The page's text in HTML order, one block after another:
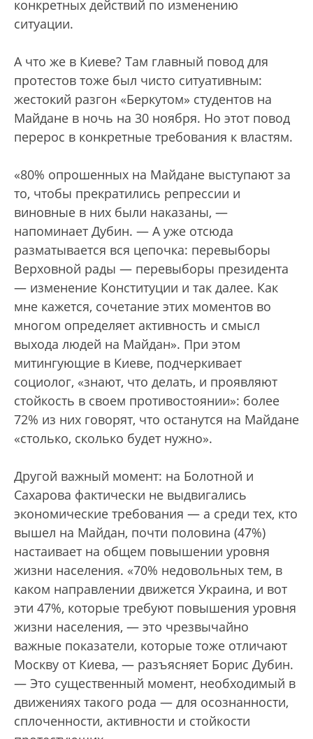
конкретных действий по изменению
ситуации.
А что же в Киеве? Там главный повод для
протестов тоже был чисто ситуативным:
жестокий разгон «Беркутом» студентов на
Майдане в ночь на 30 ноября. Но этот повод
перерос в конкретные требования к властям.
«80% опрошенных на Майдане выступают за
то, чтобы прекратились репрессии и
виновные в них были наказаны, —
напоминает Дубин. — А уже отсюда
разматывается вся цепочка: перевыборы
Верховной рады — перевыборы президента
— изменение Конституции и так далее. Как
мне кажется, сочетание этих моментов во
многом определяет активность и смысл
выхода людей на Майдан». При этом
митингующие в Киеве, подчеркивает
социолог, «знают, что делать, и проявляют
стойкость в своем противостоянии»: более
72% из них говорят, что останутся на Майдане
«столько, сколько будет нужно».
Другой важный момент: на Болотной и
Сахарова фактически не выдвигались
экономические требования — а среди тех, кто
вышел на Майдан, почти половина (47%)
настаивает на общем повышении уровня
жизни населения. «70% недовольных тем, в
каком направлении движется Украина, и вот
эти 47%, которые требуют повышения уровня
жизни населения, — это чрезвычайно
важные показатели, которые тоже отличают
Москву от Киева, — разъясняет Борис Дубин.
— Это существенный момент, необходимый в
движениях такого рода — для осознанности,
сплоченности, активности и стойкости